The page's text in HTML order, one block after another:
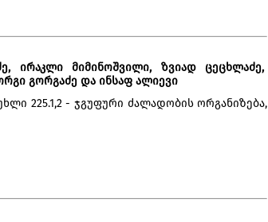
ირაკლი მიმინოშვილი, ზვიად ცეცხლაძე,
გორგაძე და ინსაფ ალიევი
225.1,2 - ჯგუფური ძალადობის ორგანიზება,